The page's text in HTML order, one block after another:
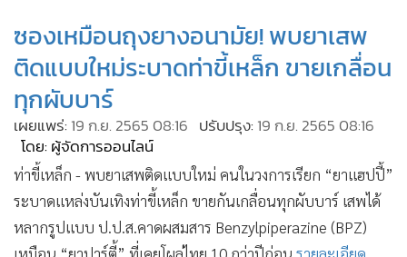
• ท่องเที่ยว
• กีฬา
• ต่างประเทศ
• Special Scoop
เศรษฐกิจ-ธุรกิจ
• จีน
• ชุมชน-คุณภาพชีวิต
• อาชญากรรม
ซองเหมือนถุงยางอนามัย! พบยาเสพ
ติดแบบใหม่ระบาดท่าขี้เหล็ก ขายเกลื่อน
ทุกผับบาร์
เผยแพร่: 19 ก.ย. 2565 08:16 ปรับปรุง: 19 ก.ย. 2565 08:16
โดย: ผู้จัดการออนไลน์
ท่าขี้เหล็ก - พบยาเสพติดแบบใหม่ คนในวงการเรียก “ยาแฮปปี้”
ระบาดแหล่งบันเทิงท่าขี้เหล็ก ขายกันเกลื่อนทุกผับบาร์ เสพได้
หลากรูปแบบ ป.ป.ส.คาดผสมสาร Benzylpiperazine (BPZ)